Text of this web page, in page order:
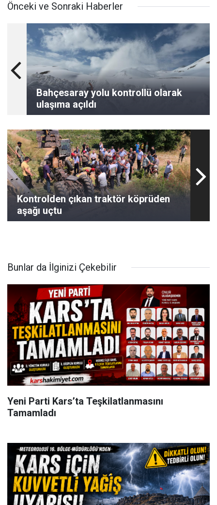
Önceki ve Sonraki Haberler
Bahçesaray yolu kontrollü olarak
ulaşıma açıldı
Kontrolden çıkan traktör köprüden
aşağı uçtu
Bunlar da İlginizi Çekebilir
Yeni Parti Kars’ta Teşkilatlanmasını
Tamamladı